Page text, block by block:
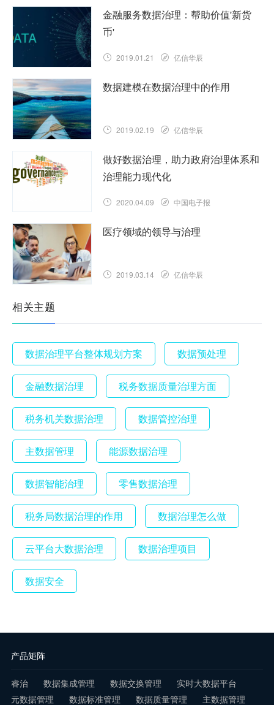
金融服务数据治理：帮助价值'新货
币'
2019.01.21 亿信华辰
数据建模在数据治理中的作用
2019.02.19 亿信华辰
做好数据治理，助力政府治理体系和
治理能力现代化
2020.04.09 中国电子报
医疗领域的领导与治理
2019.03.14 亿信华辰
相关主题
数据治理平台整体规划方案 数据预处理
金融数据治理 税务数据质量治理方面
税务机关数据治理 数据管控治理
主数据管理 能源数据治理
数据智能治理 零售数据治理
税务局数据治理的作用 数据治理怎么做
云平台大数据治理 数据治理项目
数据安全
产品矩阵
睿治 数据集成管理 数据交换管理
实时大数据平台
元数据管理
数据标准管理 数据质量管理 主数据管理